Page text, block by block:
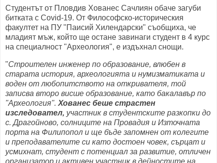
Студентът от Пловдив Хованес Сачлиян обаче загуби
битката с Covid-19. От Философско-историческия
факултет на ПУ "Паисий Хилендарски" съобщиха, че
младият мъж, който ще остане завинаги студент в 4 курс
на специалност "Археология", е издъхнал снощи.
"Строителен инженер по образование, влюбен в
старата история, археологията и нумизматиката и
воден от любопитството на откривателя, той
записва второ висше образование, като бакалавър по
"Археология". Хованес беше страстен
изследовател, участник в студентските разкопки до
с. Драгойново, солниците на Провадия и Източната
порта на Филипопол и ще бъде запомнен от колегите
и преподавателите си като достоен човек, сърцат и
усмихнат, студент с потенциал за развитие, отличен
организатор и активен участник в дейностите на